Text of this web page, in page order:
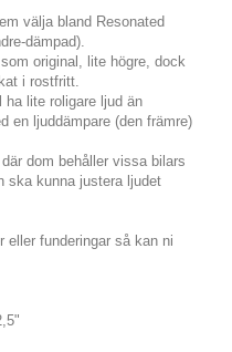
välja bland Resonated
dämpad).
original, lite högre, dock
i rostfritt.
ha lite roligare ljud än
en ljuddämpare (den främre)
dom behåller vissa bilars
ska kunna justera ljudet
eller funderingar så kan ni